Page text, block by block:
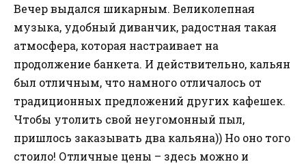
Вечер выдался шикарным. Великолепная
музыка, удобный диванчик, радостная такая
атмосфера, которая настраивает на
продолжение банкета. И действительно, кальян
был отличным, что намного отличалось от
традиционных предложений других кафешек.
Чтобы утолить свой неугомонный пыл,
пришлось заказывать два кальяна)) Но оно того
стоило! Отличные цены – здесь можно и